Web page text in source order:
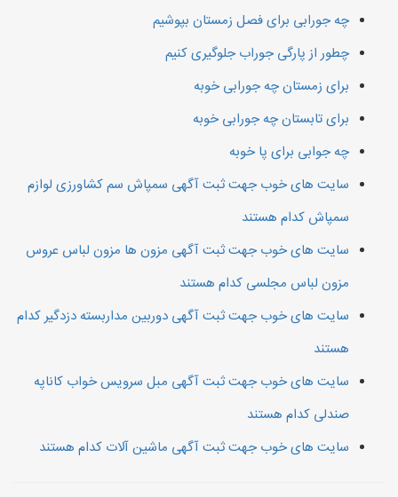
چه جورابی برای فصل زمستان بپوشیم
چطور از پارگی جوراب جلوگیری کنیم
برای زمستان چه جورابی خوبه
برای تابستان چه جورابی خوبه
چه جوابی برای پا خوبه
سایت های خوب جهت ثبت آگهی سمپاش سم کشاورزی لوازم
سمپاش کدام هستند
سایت های خوب جهت ثبت آگهی مزون ها مزون لباس عروس
مزون لباس مجلسی کدام هستند
سایت های خوب جهت ثبت آگهی دوربین مداربسته دزدگیر کدام
هستند
سایت های خوب جهت ثبت آگهی مبل سرویس خواب کاناپه
صندلی کدام هستند
سایت های خوب جهت ثبت آگهی ماشین آلات کدام هستند